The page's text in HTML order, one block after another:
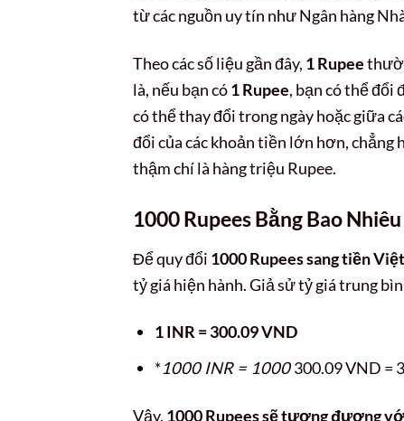
từ các nguồn uy tín như Ngân hàng
Theo các số liệu gần đây, 1 Rupee
là, nếu bạn có1 Rupee, bạn có thể đổi
có thể thay đổi trong ngày hoặc giữa
đổi của các khoản tiền lớn hơn, chẳng
thậm chí là hàng triệu Rupee.
1000 Rupees Bằng Bao
Để quy đổi 1000 Rupees sang tiền
tỷ giá hiện hành. Giả sử tỷ giá trung
1 INR = 300.09 VND
*1000 INR = 1000300.09 VND =
Vậy, 1000 Rupees sẽ tương đương